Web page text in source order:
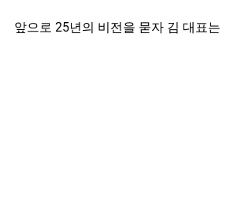
앞으로 25년의 비전을 묻자 김 대표는